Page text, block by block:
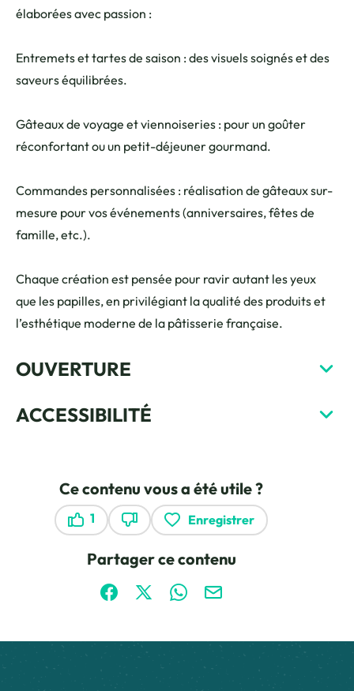
élaborées avec passion :
Entremets et tartes de saison : des visuels soignés et des
saveurs équilibrées.
Gâteaux de voyage et viennoiseries : pour un goûter
réconfortant ou un petit-déjeuner gourmand.
Commandes personnalisées : réalisation de gâteaux sur-
mesure pour vos événements (anniversaires, fêtes de
famille, etc.).
Chaque création est pensée pour ravir autant les yeux
que les papilles, en privilégiant la qualité des produits et
l’esthétique moderne de la pâtisserie française.
OUVERTURE
ACCESSIBILITÉ
Ce contenu vous a été utile ?
1
Enregistrer
Partager ce contenu
Partager sur Facebook (nouvelle fenêtre)
Partager sur X / Twitter (nouvelle
Partager sur WhatsApp
Partager par mail